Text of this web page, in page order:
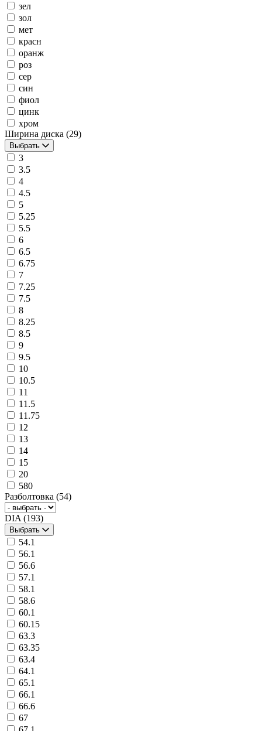
зел
зол
мет
красн
оранж
роз
сер
син
фиол
цинк
хром
Ширина диска (29)
Выбрать
3
3.5
4
4.5
5
5.25
5.5
6
6.5
6.75
7
7.25
7.5
8
8.25
8.5
9
9.5
10
10.5
11
11.5
11.75
12
13
14
15
20
580
Разболтовка (54)
DIA (193)
Выбрать
54.1
56.1
56.6
57.1
58.1
58.6
60.1
60.15
63.3
63.35
63.4
64.1
65.1
66.1
66.6
67